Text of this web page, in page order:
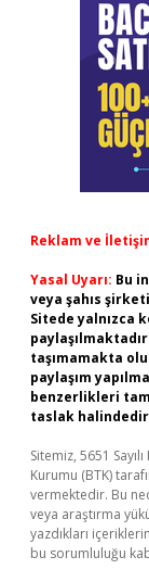
Reklam ve
Yasal Uyarı: Bu
veya şahıs
Sitede yalnızca
taşımamakta
paylaşım
benzerlikleri
taslak
Sitemiz, 5651
Kurumu (BTK)
vermektedir. Bu
veya araştırma
yazdıkları
bu sorumluluğu